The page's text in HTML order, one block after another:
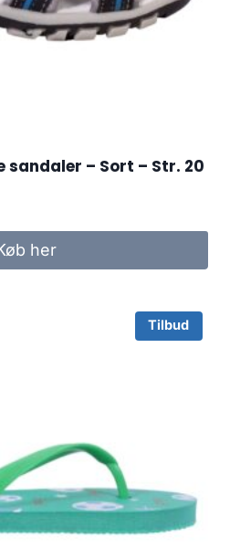
sandaler – Sort – Str. 20
kr..her
Tilbud